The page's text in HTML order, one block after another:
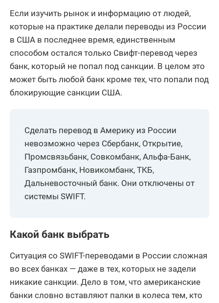
Если изучить рынок и информацию от людей,
которые на практике делали переводы из России
в США в последнее время, единственным
способом остался только Свифт-перевод через
банк, который не попал под санкции. В целом это
может быть любой банк кроме тех, что попали под
блокирующие санкции США.
Сделать перевод в Америку из России
невозможно через Сбербанк, Открытие,
Промсвязьбанк, Совкомбанк, Альфа-Банк,
Газпромбанк, Новикомбанк, ТКБ,
Дальневосточный банк. Они отключены от
системы SWIFT.
Какой банк выбрать
Ситуация со SWIFT-переводами в России сложная
во всех банках — даже в тех, которых не задели
никакие санкции. Дело в том, что американские
банки словно вставляют палки в колеса тем, кто